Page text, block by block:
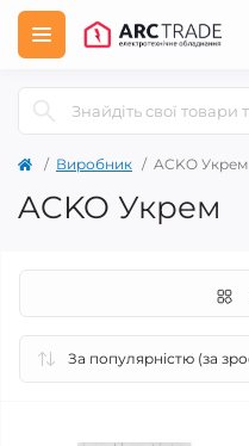
Виробник ACKO Укрем
ACKO Укрем